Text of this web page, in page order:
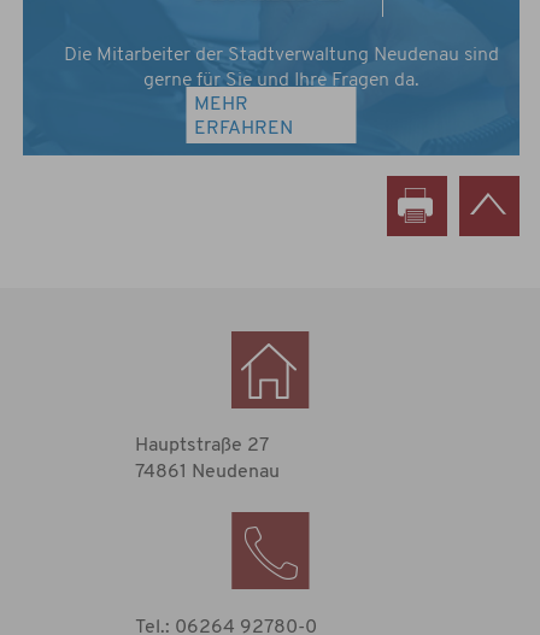
Die Mitarbeiter der Stadtverwaltung Neudenau sind
gerne für Sie und Ihre Fragen da.
MEHR
ERFAHREN
Hauptstraße 27
74861 Neudenau
Tel.: 06264 92780-0